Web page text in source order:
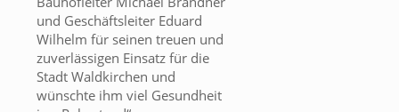
und Geschäftsleiter Eduard
Wilhelm für seinen treuen und
zuverlässigen Einsatz für die
Stadt Waldkirchen und
wünschte ihm viel Gesundheit